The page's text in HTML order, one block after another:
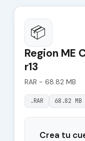
📦
Region ME
r13
RAR - 68.82 MB
.RAR 68.82 MB
Crea tu